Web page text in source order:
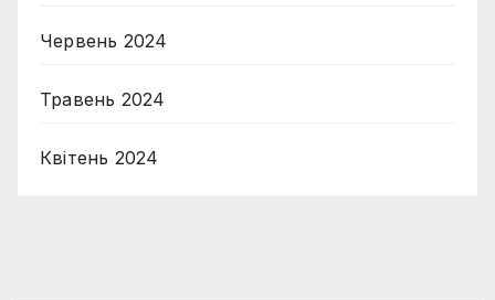
Червень 2024
Травень 2024
Квітень 2024